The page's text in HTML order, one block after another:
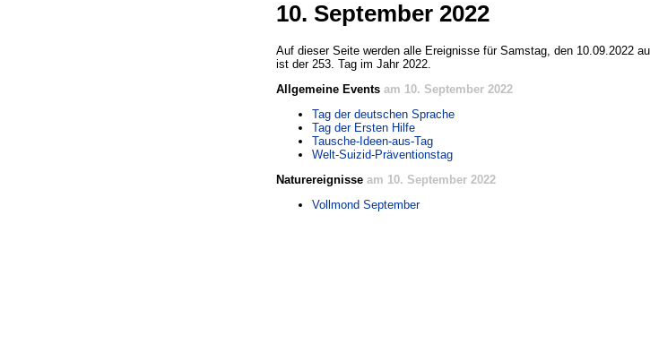
10. September 2022
Auf dieser Seite werden alle Ereignisse für Samstag, den 10.09.2022
ist der 253. Tag im Jahr 2022.
Allgemeine Events am 10. September 2022
Tag der deutschen Sprache
Tag der Ersten Hilfe
Tausche-Ideen-aus-Tag
Welt-Suizid-Präventionstag
Naturereignisse am 10. September 2022
Vollmond September